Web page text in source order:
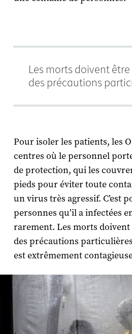
Les morts doivent
des précautions
Pour isoler les patients, les
centres où le personnel
de protection, qui les
pieds pour éviter toute
un virus très agressif. C’est
personnes qu’il a infectées
rarement. Les morts doivent
des précautions
est extrêmement